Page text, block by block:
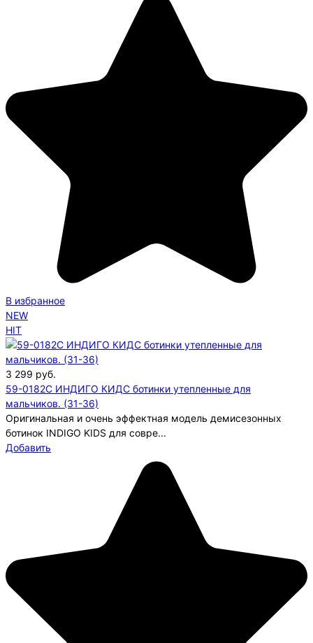
В избранное
NEW
HIT
3 299 руб.
59-0182C ИНДИГО КИДС ботинки утепленные для
мальчиков. (31-36)
Оригинальная и очень эффектная модель демисезонных
ботинок INDIGO KIDS для совре...
Добавить